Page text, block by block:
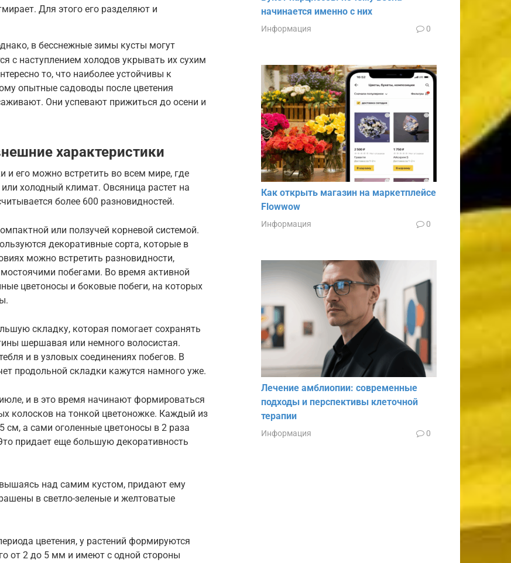
Для этого его разделяют и
в бесснежные зимы кусты могут
с наступлением холодов укрывать их сухим
то, что наиболее устойчивы к
опытные садоводы после цветения
Они успевают прижиться до осени и
характеристики
и его можно встретить во всем мире, где
холодный климат. Овсяница растет на
более 600 разновидностей.
или ползучей корневой системой.
декоративные сорта, которые в
можно встретить разновидности,
побегами. Во время активной
цветоносы и боковые побеги, на которых
складку, которая помогает сохранять
шершавая или немного волосистая.
и в узловых соединениях побегов. В
продольной складки кажутся намного уже.
и в это время начинают формироваться
колосков на тонкой цветоножке. Каждый из
см, а сами оголенные цветоносы в 2 раза
придает еще большую декоративность
над самим кустом, придают ему
в светло-зеленые и желтоватые
цветения, у растений формируются
от 2 до 5 мм и имеют с одной стороны
начинается именно с них
Информация 0
Как открыть магазин на маркетплейсе
Flowwow
Информация 0
Лечение амблиопии: современные
подходы и перспективы клеточной
терапии
Информация 0